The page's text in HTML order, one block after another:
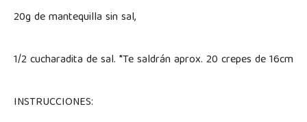
20g de mantequilla sin sal,
1/2 cucharadita de sal. *Te saldrán aprox. 20 crepes de 16cm
INSTRUCCIONES: